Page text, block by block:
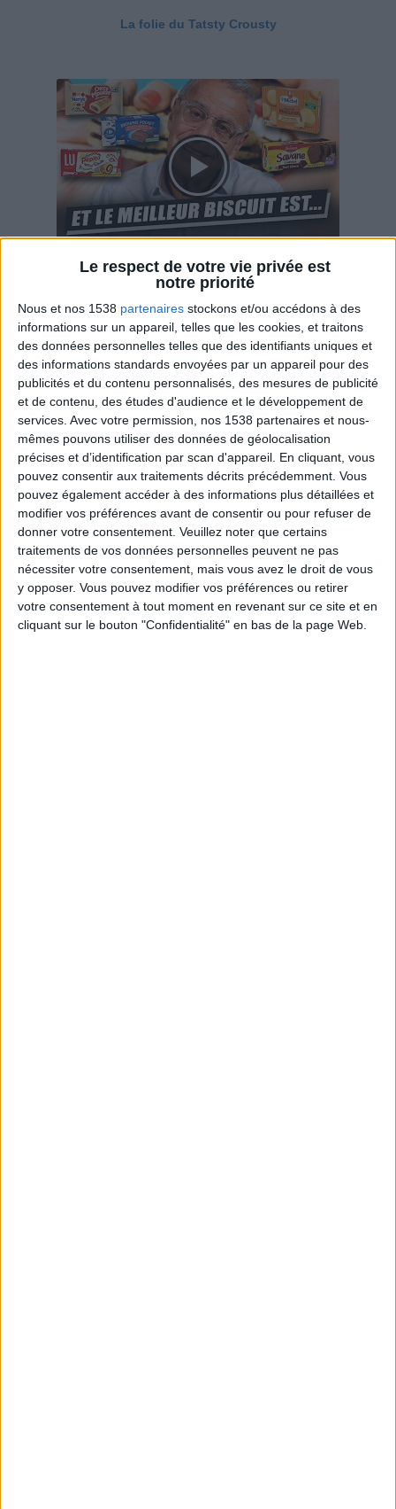
Le respect de votre vie privée est
notre priorité
Nous et nos 1538 partenaires stockons et/ou accédons à des
informations sur un appareil, telles que les cookies, et traitons
des données personnelles telles que des identifiants uniques et
des informations standards envoyées par un appareil pour des
publicités et du contenu personnalisés, des mesures de publicité
et de contenu, des études d'audience et le développement de
services. Avec votre permission, nos 1538 partenaires et nous-
mêmes pouvons utiliser des données de géolocalisation
précises et d’identification par scan d'appareil. En cliquant, vous
pouvez consentir aux traitements décrits précédemment. Vous
pouvez également accéder à des informations plus détaillées et
modifier vos préférences avant de consentir ou pour refuser de
donner votre consentement. Veuillez noter que certains
traitements de vos données personnelles peuvent ne pas
nécessiter votre consentement, mais vous avez le droit de vous
y opposer. Vous pouvez modifier vos préférences ou retirer
votre consentement à tout moment en revenant sur ce site et en
cliquant sur le bouton "Confidentialité" en bas de la page Web.
La folie du Tatsty Crousty
Savane, LU, Pepito, Harrys... Que valent vraiment
ces gâteaux ?
Webinaires en direct Voir tout
Peut-on remplacer la viande par des féculents ?
Consultation diététique du 05/08/2026